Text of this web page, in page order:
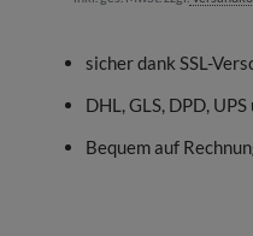
sicher dank SSL-
DHL, GLS, DPD,
Bequem auf